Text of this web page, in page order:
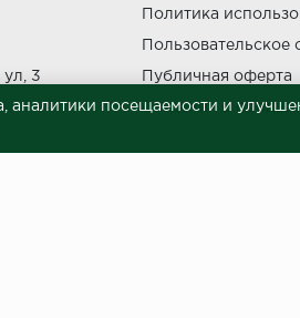
3
Политика
Пользовательское
Публичная оферта
Сведения о
посещаемости и